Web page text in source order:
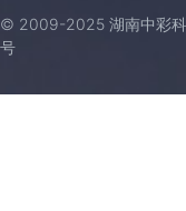
© 2009-2025 湖南中彩
号